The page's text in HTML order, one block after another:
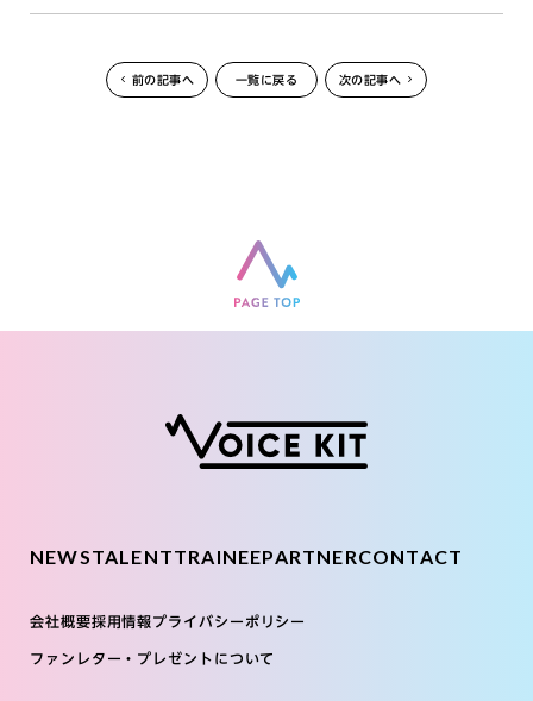
前の記事へ 一覧に戻る 次の記事へ
NEWSTALENTTRAINEEPARTNERCONTACT
会社概要採用情報プライバシーポリシー
ファンレター・プレゼントについて